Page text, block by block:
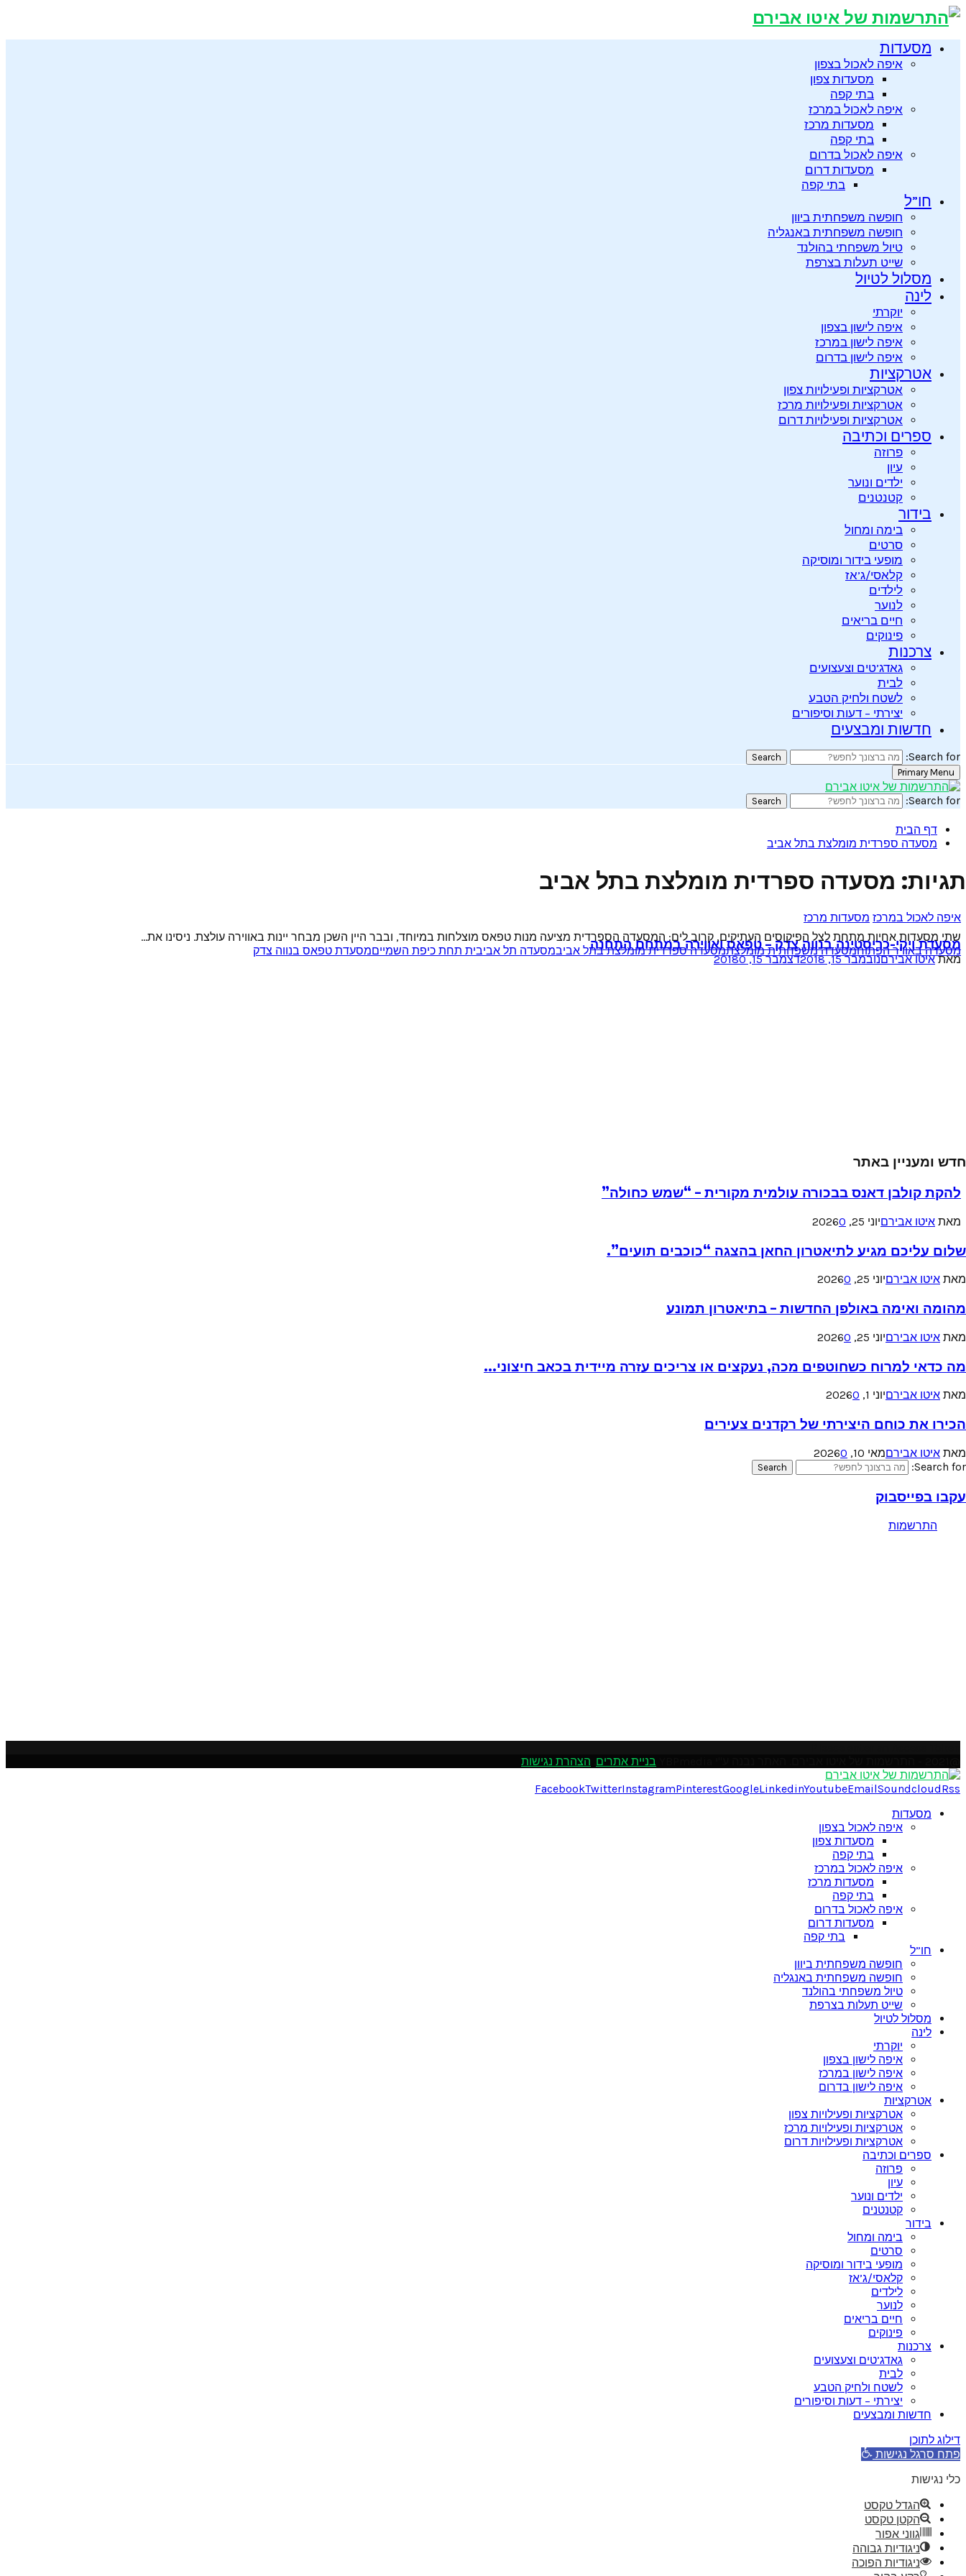
מסעדות
איפה לאכול בצפון
מסעדות צפון
בתי קפה
איפה לאכול במרכז
מסעדות מרכז
בתי קפה
איפה לאכול בדרום
מסעדות דרום
בתי קפה
חו”ל
חופשה משפחתית ביוון
חופשה משפחתית באנגליה
טיול משפחתי בהולנד
שייט תעלות בצרפת
מסלול לטיול
לינה
יוקרתי
איפה לישון בצפון
איפה לישון במרכז
איפה לישון בדרום
אטרקציות
אטרקציות ופעילויות צפון
אטרקציות ופעילויות מרכז
אטרקציות ופעילויות דרום
ספרים וכתיבה
פרוזה
עיון
ילדים ונוער
קטנטנים
בידור
בימה ומחול
סרטים
מופעי בידור ומוסיקה
קלאסי/ג’אז
לילדים
לנוער
חיים בריאים
פינוקים
צרכנות
גאדג’טים וצעצועים
לבית
לשטח ולחיק הטבע
יצירתי – דעות וסיפורים
חדשות ומבצעים
Search for:
Search
Primary Menu
Search for:
Search
דף הבית
מסעדה ספרדית מומלצת בתל אביב
תגיות: מסעדה ספרדית מומלצת בתל אביב
איפה לאכול במרכז מסעדות מרכז
מסעדת ויקי-כריסטינה בנווה צדק – טפאס ואווירה במתחם התחנה
מאתאיטו אבירםנובמבר 15, 2018 דצמבר 15, 2018 0
שתי מסעדות אחיות מתחת לצל הפיקוסים העתיקים, קרוב לים: המסעדה הספרדית מציעה מנות טפאס מוצלחות במיוחד, ובבר היין השכן מבחר יינות באווירה עולצת. ניסינו את...
מסעדה באוויר הפתוחמסעדה משפחתית מומלצתמסעדה ספרדית מומלצת בתל אביבמסעדה תל אביבית תחת כיפת השמייםמסעדת טפאס בנווה צדק
חדש ומעניין באתר
להקת קולבן דאנס בבכורה עולמית מקורית – “שמש כחולה”
מאת איטו אבירםיוני 25, 2026 0
שלום עליכם מגיע לתיאטרון החאן בהצגה “כוכבים תועים”.
מאת איטו אבירםיוני 25, 2026 0
מהומה ואימה באולפן החדשות – בתיאטרון תמונע
מאת איטו אבירםיוני 25, 2026 0
מה כדאי למרוח כשחוטפים מכה, נעקצים או צריכים עזרה מיידית בכאב חיצוני...
מאת איטו אבירםיוני 1, 2026 0
הכירו את כוחם היצירתי של רקדנים צעירים
מאת איטו אבירםמאי 10, 2026
0
Search for:
Search
עקבו בפייסבוק
התרשמות
בניית אתרים הצהרת נגישות
FacebookTwitterInstagramPinterestGoogleLinkedinYoutubeEmailSoundcloudRss
מסעדות
איפה לאכול בצפון
מסעדות צפון
בתי קפה
איפה לאכול במרכז
מסעדות מרכז
בתי קפה
איפה לאכול בדרום
מסעדות דרום
בתי קפה
חו”ל
חופשה משפחתית ביוון
חופשה משפחתית באנגליה
טיול משפחתי בהולנד
שייט תעלות בצרפת
מסלול לטיול
לינה
יוקרתי
איפה לישון בצפון
איפה לישון במרכז
איפה לישון בדרום
אטרקציות
אטרקציות ופעילויות צפון
אטרקציות ופעילויות מרכז
אטרקציות ופעילויות דרום
ספרים וכתיבה
פרוזה
עיון
ילדים ונוער
קטנטנים
בידור
בימה ומחול
סרטים
מופעי בידור ומוסיקה
קלאסי/ג’אז
לילדים
לנוער
חיים בריאים
פינוקים
צרכנות
גאדג’טים וצעצועים
לבית
לשטח ולחיק הטבע
יצירתי – דעות וסיפורים
חדשות ומבצעים
דילוג לתוכן
פתח סרגל נגישות
כלי נגישות
הגדל טקסט
הקטן טקסט
גווני אפור
ניגודיות גבוהה
ניגודיות הפוכה